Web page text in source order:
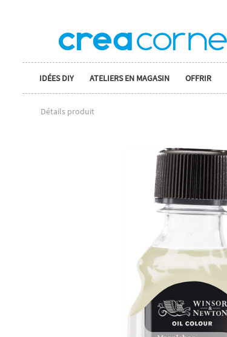
IDÉES DIY ATELIERS EN MAGASIN OFFRIR
Détails produit